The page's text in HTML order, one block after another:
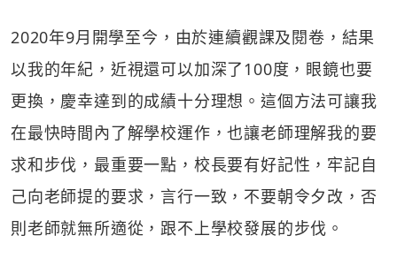
2020年9月開學至今，由於連續觀課及閱卷，結果
以我的年紀，近視還可以加深了100度，眼鏡也要
更換，慶幸達到的成績十分理想。這個方法可讓我
在最快時間內了解學校運作，也讓老師理解我的要
求和步伐，最重要一點，校長要有好記性，牢記自
己向老師提的要求，言行一致，不要朝令夕改，否
則老師就無所適從，跟不上學校發展的步伐。